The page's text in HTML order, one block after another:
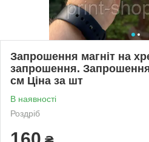
Запрошення магніт на
запрошення.
см Ціна за шт
В наявності
Роздріб